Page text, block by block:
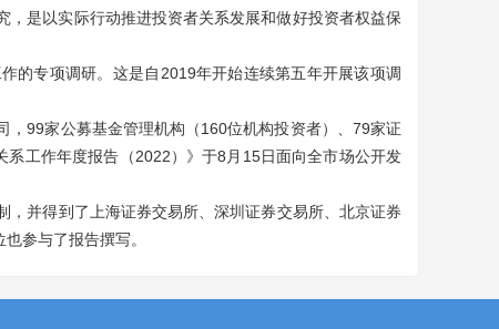
是以实际行动推进投资者关系发展和做好投资者权益保
专项调研。这是自2019年开始连续第五年开展该项调
99家公募基金管理机构（160位机构投资者）、79家证
工作年度报告（2022）》于8月15日面向全市场公开发
并得到了上海证券交易所、深圳证券交易所、北京证券
参与了报告撰写。